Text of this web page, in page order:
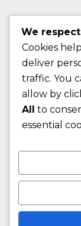
Contactos
Sobre nos
FAQ
CLIENTE
Área do Cliente
Livro de
© 2026
We
Cookies
deliver
traffic. You
allow by
All to
essential